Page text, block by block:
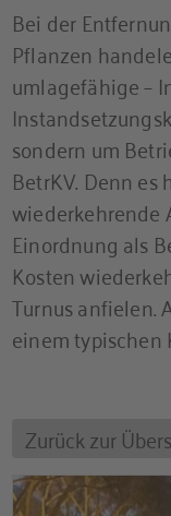
Bei der
Pflanzen
umlagefähige –
sondern um
BetrKV. Denn
wiederkehrende
Einordnung als
Kosten
Turnus anfielen.
einem
Zurück zur